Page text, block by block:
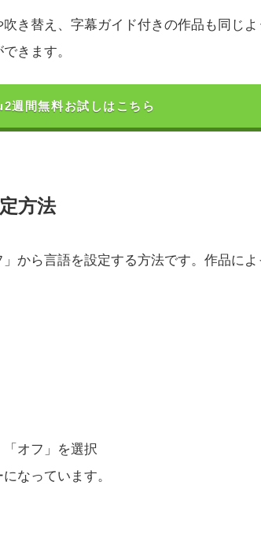
き替え、字幕ガイド付きの作品も同じよ
きます。
週間無料お試しはこちら
方法
から言語を設定する方法です。作品に
オフ」を選択
なっています。